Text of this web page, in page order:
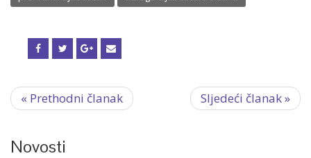
« Prethodni članak Sljedeći članak »
Novosti